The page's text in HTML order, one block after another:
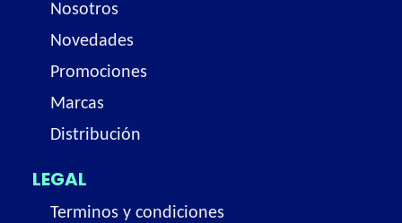
Nosotros
Novedades
Promociones
Marcas
Distribución
LEGAL
Terminos y condiciones